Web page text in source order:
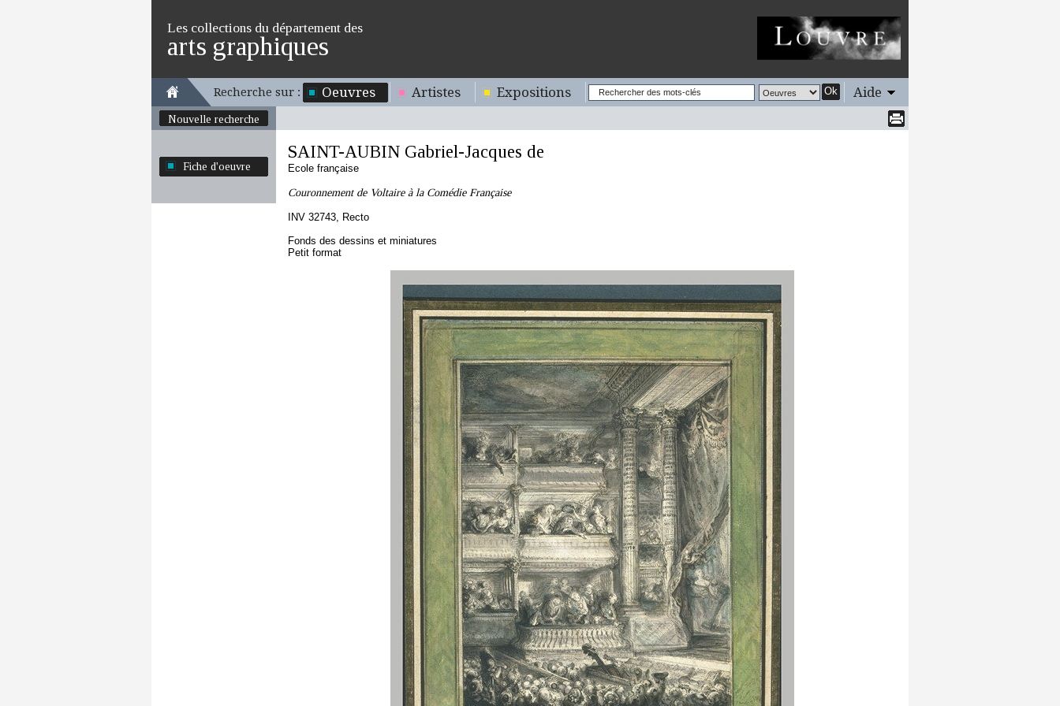
Les collections du département des
arts graphiques
Recherche sur : Oeuvres Artistes Expositions Ok Aide
Nouvelle recherche
Fiche d'oeuvre
SAINT-AUBIN Gabriel-Jacques de
Ecole française
Couronnement de Voltaire à la Comédie Française
INV 32743, Recto
Fonds des dessins et miniatures
Petit format